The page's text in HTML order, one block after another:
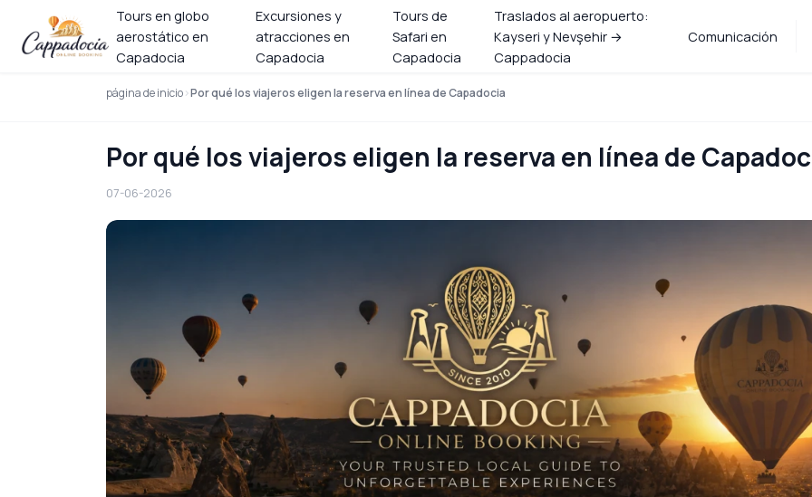
Tours en globo
aerostático en
Capadocia
Excursiones y
atracciones en
Capadocia
Tours de
Safari en
Capadocia
Traslados al aeropuerto:
Kayseri y Nevşehir →
Cappadocia
Comunicación
página de inicio Por qué los viajeros eligen la reserva en línea de Capadocia
Por qué los viajeros eligen la reserva en línea de
07-06-2026